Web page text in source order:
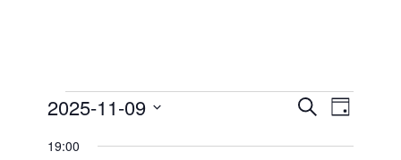
Events
SearchEvent
Views
Day
2025-11-09
date.
19:00